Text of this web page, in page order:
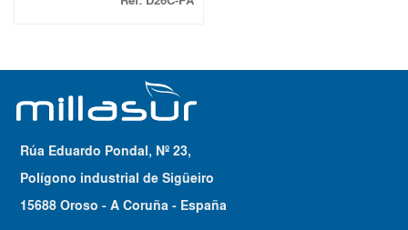
Rúa Eduardo Pondal, Nº 23,
Polígono industrial de Sigüeiro
15688 Oroso - A Coruña - España